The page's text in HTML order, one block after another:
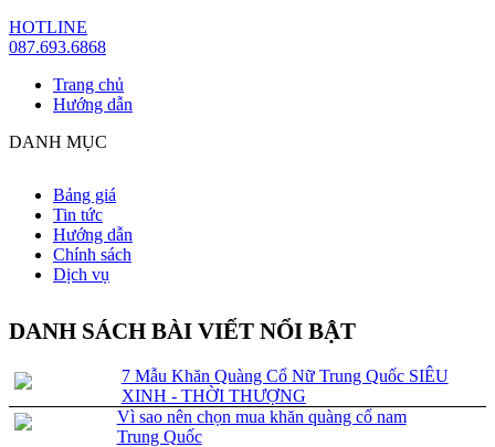
HOTLINE
087.693.6868
Trang chủ
Hướng dẫn
DANH MỤC
Bảng giá
Tin tức
Hướng dẫn
Chính sách
Dịch vụ
DANH SÁCH BÀI VIẾT NỔI BẬT
7 Mẫu Khăn Quàng Cổ Nữ Trung Quốc SIÊU
XINH - THỜI THƯỢNG
Vì sao nên chọn mua khăn quàng cổ nam
Trung Quốc